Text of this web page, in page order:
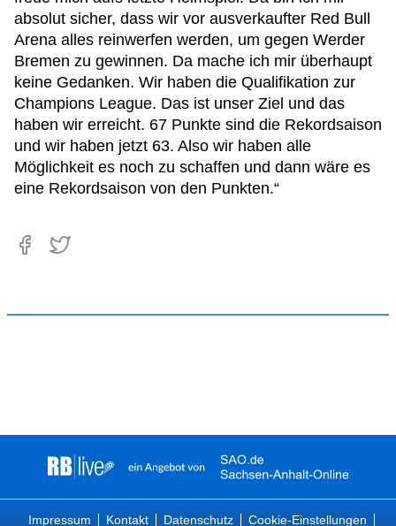
absolut sicher, dass wir vor ausverkaufter Red Bull
Arena alles reinwerfen werden, um gegen Werder
Bremen zu gewinnen. Da mache ich mir überhaupt
keine Gedanken. Wir haben die Qualifikation zur
Champions League. Das ist unser Ziel und das
haben wir erreicht. 67 Punkte sind die Rekordsaison
und wir haben jetzt 63. Also wir haben alle
Möglichkeit es noch zu schaffen und dann wäre es
eine Rekordsaison von den Punkten.“
Impressum Kontakt Datenschutz Cookie-Einstellungen